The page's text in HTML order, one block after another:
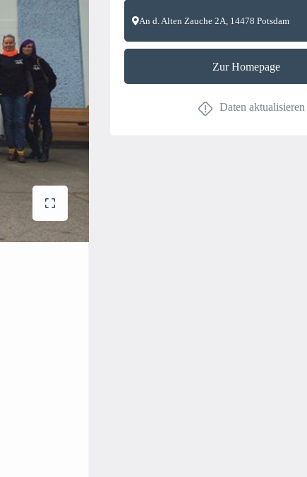
An d. Alten Zauche 2A, 14478 Potsdam
Zur Homepage
Daten aktualisieren